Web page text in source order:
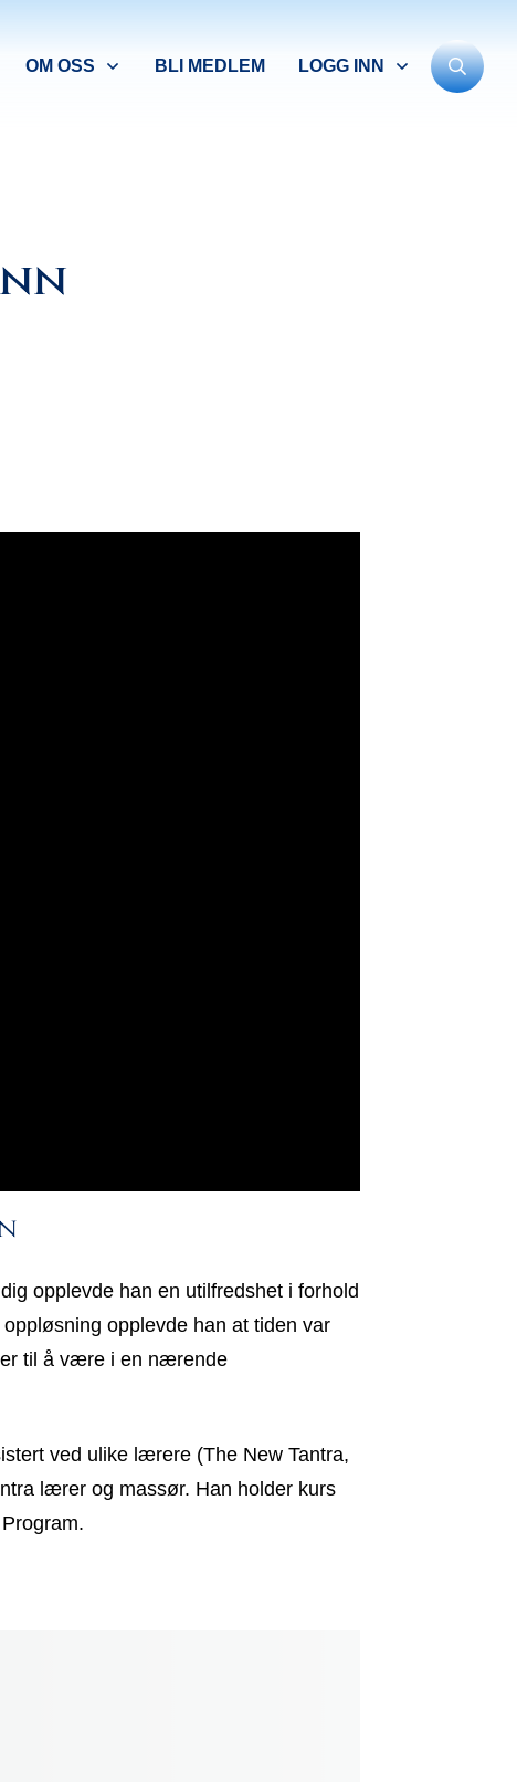
OM OSS BLI MEDLEM LOGG INN
opplevde han en utilfredshet i forhold
opplevde han at tiden var
til å være i en nærende
ved ulike lærere (The New Tantra,
lærer og massør. Han holder kurs